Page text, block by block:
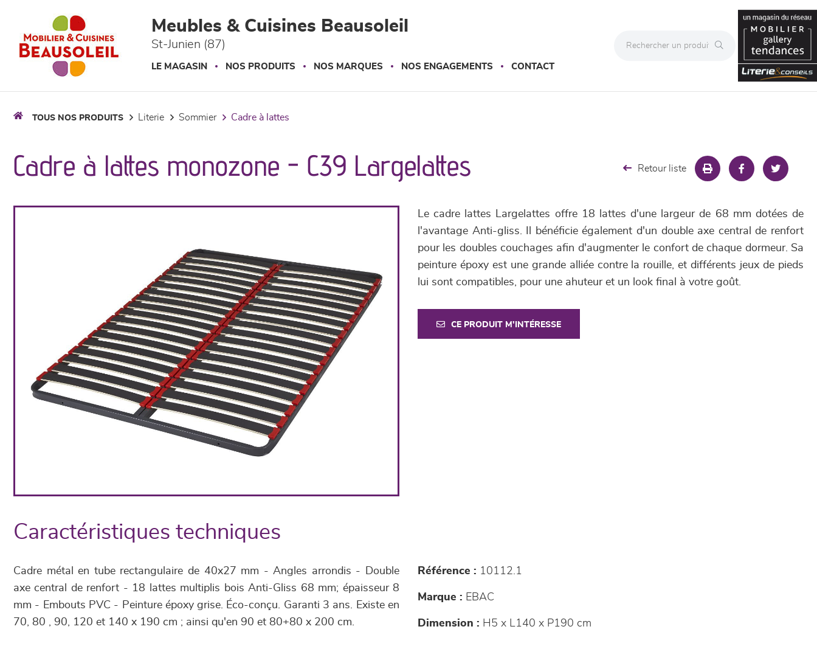
Meubles & Cuisines Beausoleil
St-Junien (87)
LE MAGASIN NOS PRODUITS NOS MARQUES NOS ENGAGEMENTS CONTACT
TOUS NOS PRODUITS literie sommier cadre à lattes
Cadre à lattes monozone - C39 Largelattes Retour liste
Le cadre lattes Largelattes offre 18 lattes d'une largeur de 68 mm dotées de
l'avantage Anti-gliss. Il bénéficie également d'un double axe central de renfort
pour les doubles couchages afin d'augmenter le confort de chaque dormeur. Sa
peinture époxy est une grande alliée contre la rouille, et différents jeux de pieds
lui sont compatibles, pour une ahuteur et un look final à votre goût.
CE PRODUIT M'INTÉRESSE
Caractéristiques techniques
Cadre métal en tube rectangulaire de 40x27 mm - Angles arrondis - Double
axe central de renfort - 18 lattes multiplis bois Anti-Gliss 68 mm; épaisseur 8
mm - Embouts PVC - Peinture époxy grise. Éco-conçu. Garanti 3 ans. Existe en
70, 80 , 90, 120 et 140 x 190 cm ; ainsi qu'en 90 et 80+80 x 200 cm.
Référence : 10112.1
Marque : EBAC
Dimension : H5 x L140 x P190 cm